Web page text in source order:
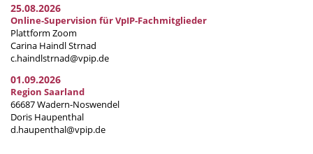
25.08.2026
Online-Supervision für VpIP-Fachmitglieder
Plattform Zoom
Carina Haindl Strnad
c.haindlstrnad@vpip.de
01.09.2026
Region Saarland
66687 Wadern-Noswendel
Doris Haupenthal
d.haupenthal@vpip.de